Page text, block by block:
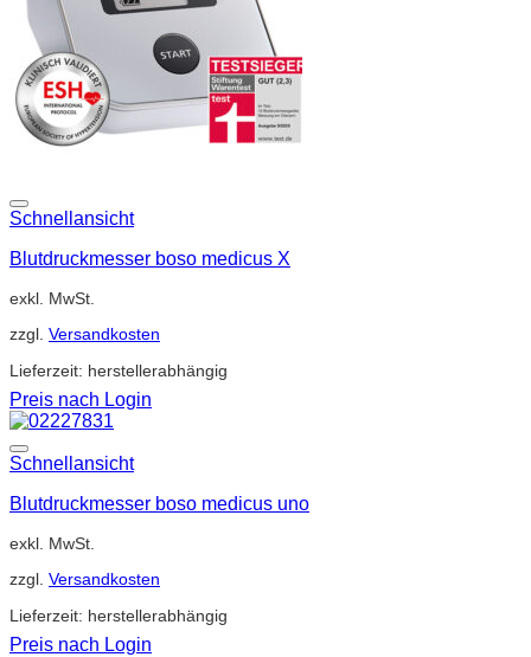
Schnellansicht
Blutdruckmesser boso medicus X
exkl. MwSt.
zzgl. Versandkosten
Lieferzeit: herstellerabhängig
Preis nach Login
Schnellansicht
Blutdruckmesser boso medicus uno
exkl. MwSt.
zzgl. Versandkosten
Lieferzeit: herstellerabhängig
Preis nach Login